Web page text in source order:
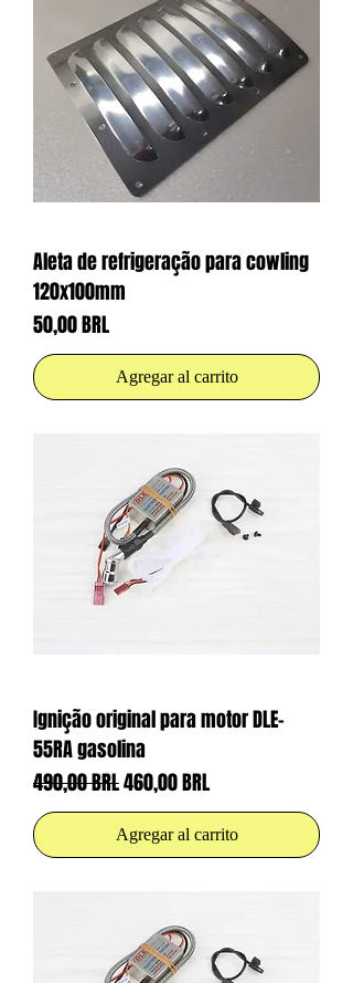
Aleta de refrigeração para cowling
120x100mm
Precio
50,00 BRL
Agregar al carrito
Ignição original para motor DLE-
55RA gasolina
Precio
490,00 BRLPrecio de oferta
460,00 BRL
Agregar al carrito